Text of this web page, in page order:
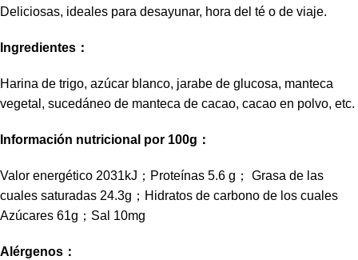
Deliciosas, ideales para desayunar, hora del té o de viaje.
Ingredientes：
Harina de trigo, azúcar blanco, jarabe de glucosa, manteca
vegetal, sucedáneo de manteca de cacao, cacao en polvo, etc.
Información nutricional por 100g：
Valor energético 2031kJ；Proteínas 5.6 g； Grasa de las
cuales saturadas 24.3g；Hidratos de carbono de los cuales
Azúcares 61g；Sal 10mg
Alérgenos：